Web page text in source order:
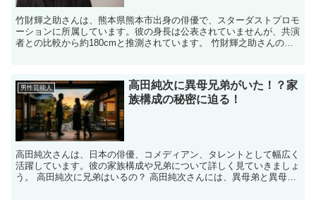
竹財輝之助さんは、熊本県熊本市出身の俳優で、スターダストプロモ
ーションに所属しています。彼の身長は公表されていませんが、共演
者との比較から約180cmと推測されています。 竹財輝之助さんの身
男性芸能人
高田純次に異母兄弟がいた！？家
族構成の秘密に迫る！
高田純次さんは、日本の俳優、コメディアン、タレントとして幅広く
活躍しています。彼の家族構成や兄弟について詳しく見ていきましょ
う。 高田純次に兄弟はいるの？ 高田純次さんには、異母弟と異母妹